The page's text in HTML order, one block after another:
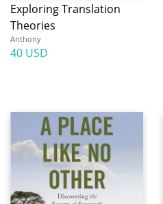
Exploring Translation
Theories
Anthony
40 USD